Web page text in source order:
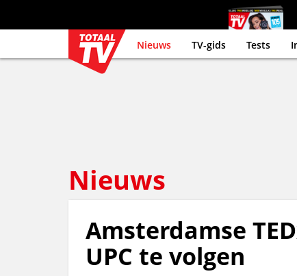
Nieuws TV-gids Tests
Nieuws
Amsterdamse
UPC te volgen